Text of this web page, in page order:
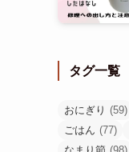
タグ一覧
おにぎり (59)
ごはん (77)